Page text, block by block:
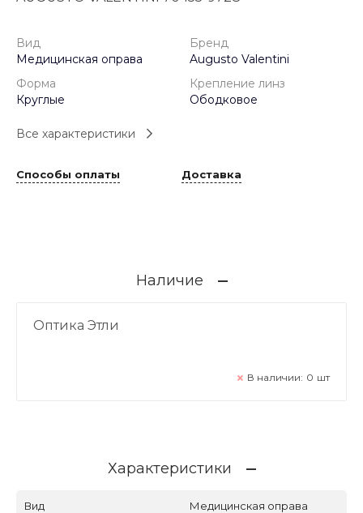
Вид
Медицинская оправа
Бренд
Augusto Valentini
Форма
Круглые
Крепление линз
Ободковое
Все характеристики
Способы оплаты Доставка
Наличие
Оптика Этли
В наличии: 0 шт
Характеристики
Вид Медицинская оправа